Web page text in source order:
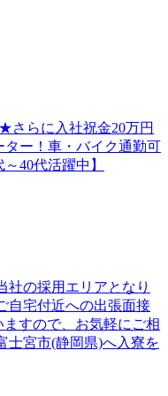
さらに入社祝金20万円
ー！車・バイク通勤可
40代活躍中】
の採用エリアとなり
自宅付近への出張面接
ますので、お気軽にご相
宮市(静岡県)へ入寮を